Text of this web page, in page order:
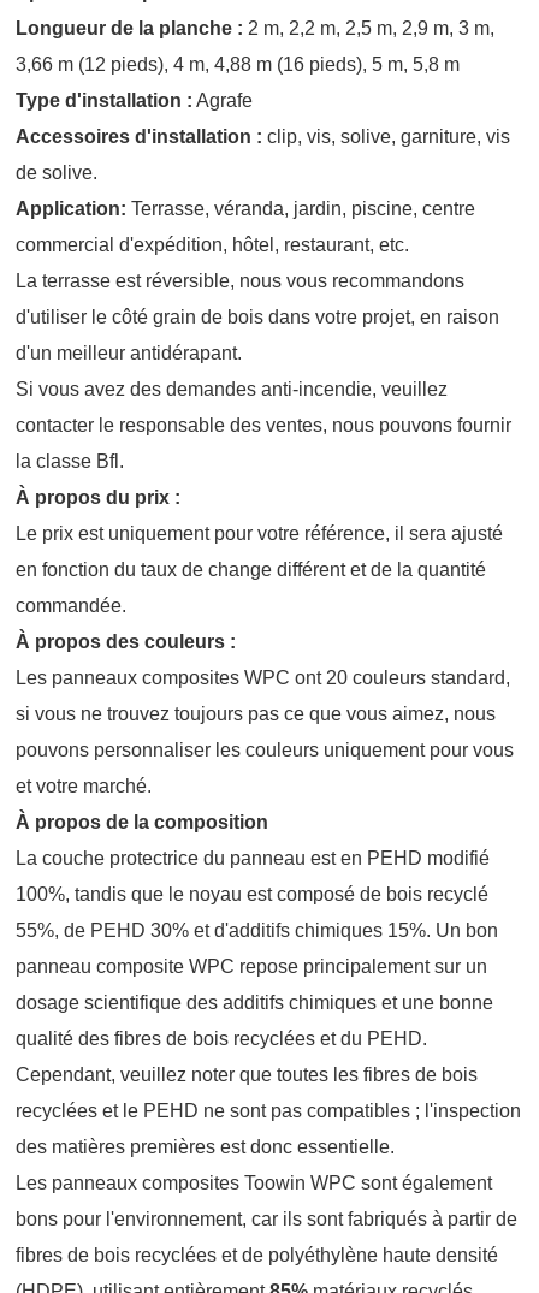
Longueur de la planche : 2 m, 2,2 m, 2,5 m, 2,9 m, 3 m,
3,66 m (12 pieds), 4 m, 4,88 m (16 pieds), 5 m, 5,8 m
Type d'installation : Agrafe
Accessoires d'installation : clip, vis, solive, garniture, vis
de solive.
Application:Terrasse, véranda, jardin, piscine, centre
commercial d'expédition, hôtel, restaurant, etc.
La terrasse est réversible, nous vous recommandons
d'utiliser le côté grain de bois dans votre projet, en raison
d'un meilleur antidérapant.
Si vous avez des demandes anti-incendie, veuillez
contacter le responsable des ventes, nous pouvons fournir
la classe Bfl.
À propos du prix :
Le prix est uniquement pour votre référence, il sera ajusté
en fonction du taux de change différent et de la quantité
commandée.
À propos des couleurs :
Les panneaux composites WPC ont 20 couleurs standard,
si vous ne trouvez toujours pas ce que vous aimez, nous
pouvons personnaliser les couleurs uniquement pour vous
et votre marché.
À propos de la composition
La couche protectrice du panneau est en PEHD modifié
100%, tandis que le noyau est composé de bois recyclé
55%, de PEHD 30% et d'additifs chimiques 15%. Un bon
panneau composite WPC repose principalement sur un
dosage scientifique des additifs chimiques et une bonne
qualité des fibres de bois recyclées et du PEHD.
Cependant, veuillez noter que toutes les fibres de bois
recyclées et le PEHD ne sont pas compatibles ; l'inspection
des matières premières est donc essentielle.
Les panneaux composites Toowin WPC sont également
bons pour l'environnement, car ils sont fabriqués à partir de
fibres de bois recyclées et de polyéthylène haute densité